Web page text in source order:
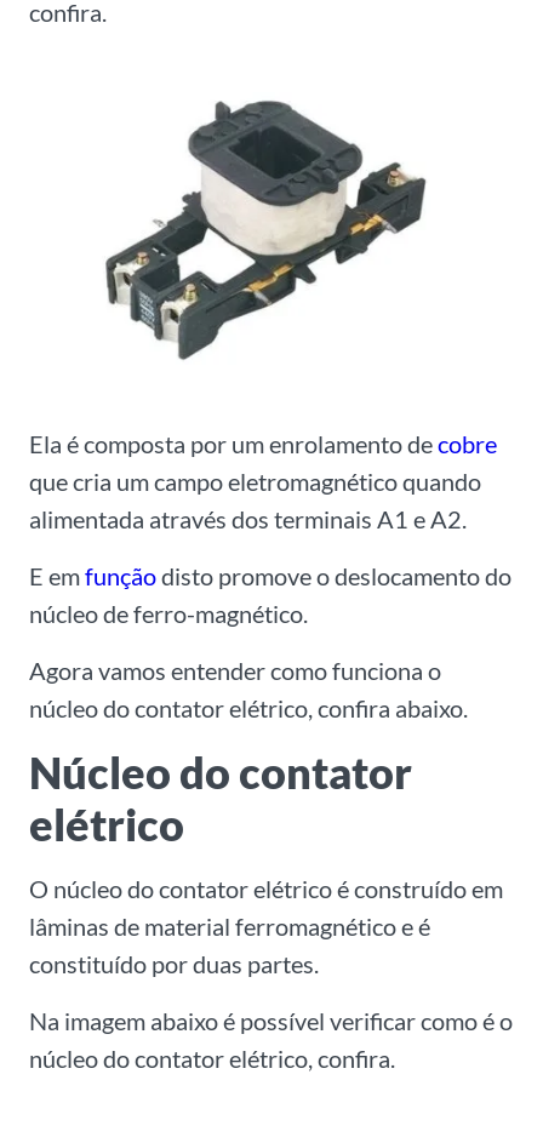
confira.
Ela é composta por um enrolamento decobre
que cria um campo eletromagnético quando
alimentada através dos terminais A1 e A2.
E emfunçãodisto promove o deslocamento do
núcleo de ferro-magnético.
Agora vamos entender como funciona o
núcleo do contator elétrico, confira abaixo.
Núcleo do contator
elétrico
O núcleo do contator elétrico é construído em
lâminas de material ferromagnético e é
constituído por duas partes.
Na imagem abaixo é possível verificar como é o
núcleo do contator elétrico, confira.